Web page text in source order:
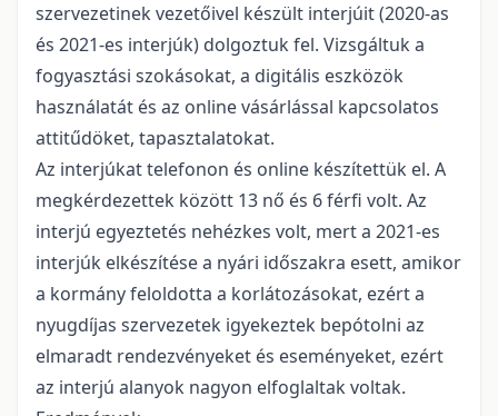
szervezetinek vezetőivel készült interjúit (2020-as
és 2021-es interjúk) dolgoztuk fel. Vizsgáltuk a
fogyasztási szokásokat, a digitális eszközök
használatát és az online vásárlással kapcsolatos
attitűdöket, tapasztalatokat.
Az interjúkat telefonon és online készítettük el. A
megkérdezettek között 13 nő és 6 férfi volt. Az
interjú egyeztetés nehézkes volt, mert a 2021-es
interjúk elkészítése a nyári időszakra esett, amikor
a kormány feloldotta a korlátozásokat, ezért a
nyugdíjas szervezetek igyekeztek bepótolni az
elmaradt rendezvényeket és eseményeket, ezért
az interjú alanyok nagyon elfoglaltak voltak.